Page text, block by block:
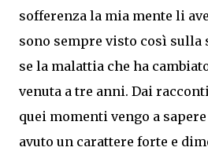
sofferenza la mia mente li
sono sempre visto così sulla
se la malattia che ha
venuta a tre anni. Dai
quei momenti vengo a
avuto un carattere forte e